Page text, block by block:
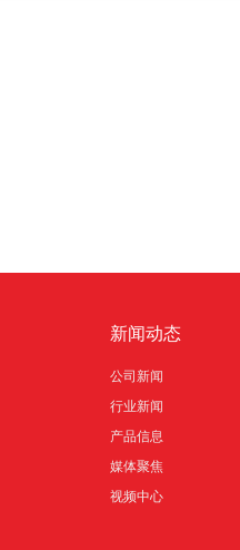
新闻动态
公司新闻
行业新闻
产品信息
媒体聚焦
视频中心